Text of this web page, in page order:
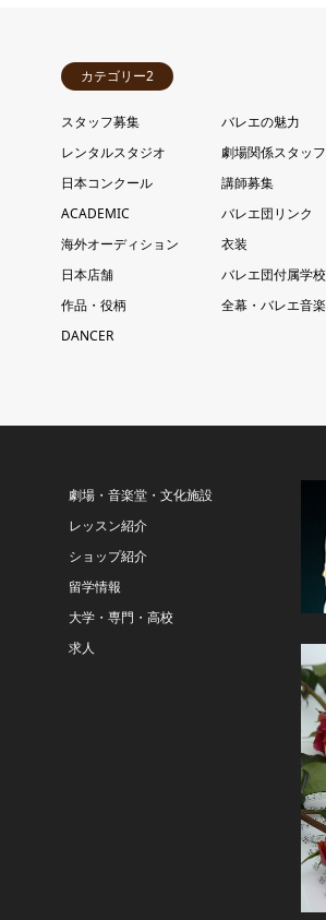
カテゴリー2
スタッフ募集 バレエの魅力
レンタルスタジオ
劇場関係スタッ
日本コンクール
講師募集
ACADEMIC
バレエ団リンク
海外オーディション
衣装
日本店舗
バレエ団付属学
作品・役柄
全幕・バレエ音楽
DANCER
劇場・音楽堂・文化施設
レッスン紹介
ショップ紹介
留学情報
大学・専門・高校
求人